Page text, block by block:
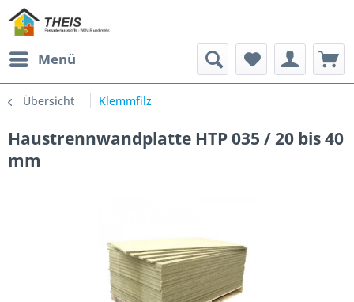
Menü
Übersicht Klemmfilz
Haustrennwandplatte HTP 035 / 20 bis 40
mm